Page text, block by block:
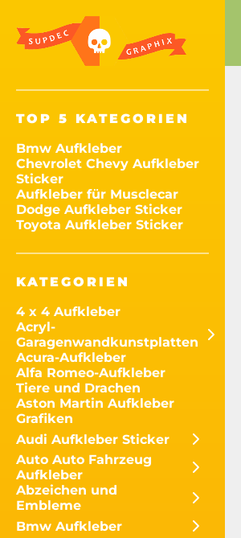
TOP 5 KATEGORIEN
Bmw Aufkleber
Chevrolet Chevy Aufkleber
Sticker
Aufkleber für Musclecar
Dodge Aufkleber Sticker
Toyota Aufkleber Sticker
KATEGORIEN
4 x 4 Aufkleber
Acryl-
Garagenwandkunstplatten
Acura-Aufkleber
Alfa Romeo-Aufkleber
Tiere und Drachen
Aston Martin Aufkleber
Grafiken
Audi Aufkleber Sticker
Auto Auto Fahrzeug
Aufkleber
Abzeichen und
Embleme
Bmw Aufkleber